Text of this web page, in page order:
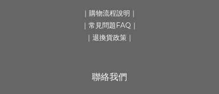
｜ 購物流程說明 ｜
｜ 常見問題FAQ ｜
｜ 退換貨政策 ｜
聯絡我們